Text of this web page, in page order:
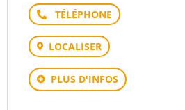
Téléphone
LOCALISER
PLUS D'INFOS